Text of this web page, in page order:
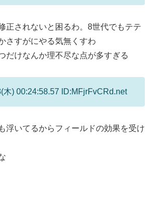
正されないと困るわ。8世代でもテテ
さすがにやる気無くすわ
だけなんか理不尽な点が多すぎる
木) 00:24:58.57 ID:MFjrFvCRd.net
浮いてるからフィールドの効果を受け